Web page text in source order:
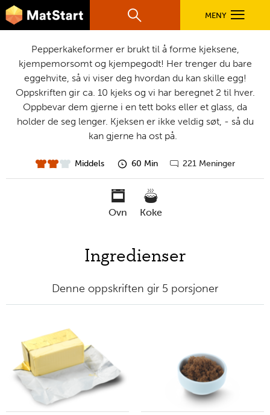
Hopp til hovedinnhold
hovednavigasjonsmobilversjon
MatStart
Søk MENY
OPPSKRIFTER
FILM
Kosemat
Pepperkakeformer er brukt til å forme kjeksene,
kjempemorsomt og kjempegodt! Her trenger du bare
eggehvite, så vi viser deg hvordan du kan skille egg!
Oppskriften gir ca. 10 kjeks og vi har beregnet 2 til hver.
Oppbevar dem gjerne i en tett boks eller et glass, da
holder de seg lenger. Kjeksen er ikke veldig søt, - så du
kan gjerne ha ost på.
vanskelighet
Middels
forberedelsestid
60 Min
Gå
221 Meninger
ovn koke
Ingredienser
Denne oppskriften gir 5 porsjoner